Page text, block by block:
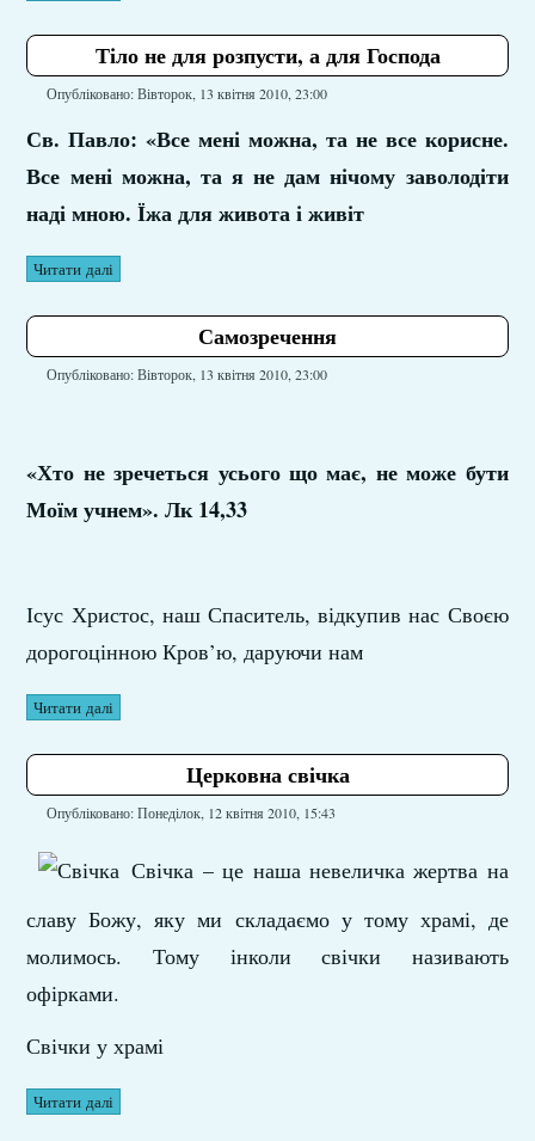
Тіло не для розпусти, а для Господа
Опубліковано: Вівторок, 13 квітня 2010, 23:00
Св. Павло: «Все мені можна, та не все корисне.
Все мені можна, та я не дам нічому заволодіти
наді мною. Їжа для живота і живіт
Читати далі
Самозречення
Опубліковано: Вівторок, 13 квітня 2010, 23:00
«Хто не зречеться усього що має, не може бути
Моїм учнем». Лк 14,33
Ісус Христос, наш Спаситель, відкупив нас Своєю
дорогоцінною Кров’ю, даруючи нам
Читати далі
Церковна свічка
Опубліковано: Понеділок, 12 квітня 2010, 15:43
Свічка – це наша невеличка жертва на
славу Божу, яку ми складаємо у тому храмі, де
молимось. Тому інколи свічки називають
офірками.
Свічки у храмі
Читати далі